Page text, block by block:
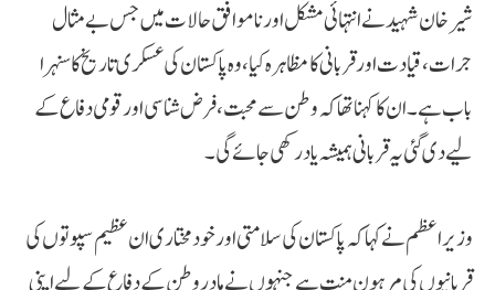
شیر خان شہید نے انتہائی مشکل اور ناموافق حالات میں جس بے مثال
جرات، قیادت اور قربانی کا مظاہرہ کیا، وہ پاکستان کی عسکری تاریخ کا سنہرا
باب ہے۔ ان کا کہنا تھا کہ وطن سے محبت، فرض شناسی اور قومی دفاع کے
لیے دی گئی یہ قربانی ہمیشہ یاد رکھی جائے گی۔
وزیراعظم نے کہا کہ پاکستان کی سلامتی اور خودمختاری ان عظیم سپوتوں کی